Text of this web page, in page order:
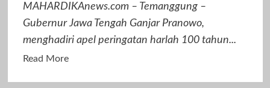
Kuncang
Bilang
Begini
MAHARDIKAnews.com – Temanggung –
Gubernur Jawa Tengah Ganjar Pranowo,
menghadiri apel peringatan harlah 100 tahun...
Read MoreRead